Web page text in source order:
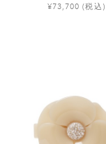
¥73,700 (税込)